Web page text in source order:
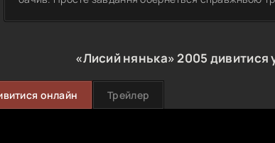
«Лисий нянька»2005 дивитися
онлайн Трейлер